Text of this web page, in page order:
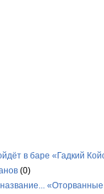
в баре «Гадкий
(0)